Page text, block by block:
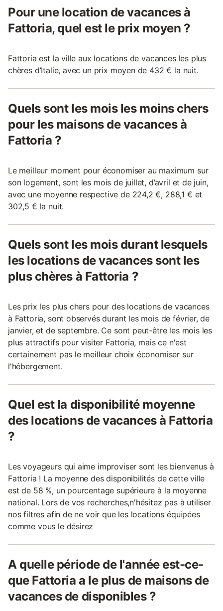
Pour une location de vacances à
Fattoria, quel est le prix moyen ?
Fattoria est la ville aux locations de vacances les plus
chères d’Italie, avec un prix moyen de 432 € la nuit.
Quels sont les mois les moins chers
pour les maisons de vacances à
Fattoria ?
Le meilleur moment pour économiser au maximum sur
son logement, sont les mois de juillet, d’avril et de juin,
avec une moyenne respective de 224,2 €, 288,1 € et
302,5 € la nuit.
Quels sont les mois durant lesquels
les locations de vacances sont les
plus chères à Fattoria ?
Les prix les plus chers pour des locations de vacances
à Fattoria, sont observés durant les mois de février, de
janvier, et de septembre. Ce sont peut-être les mois les
plus attractifs pour visiter Fattoria, mais ce n'est
certainement pas le meilleur choix économiser sur
l'hébergement.
Quel est la disponibilité moyenne
des locations de vacances à Fattoria
?
Les voyageurs qui aime improviser sont les bienvenus à
Fattoria ! La moyenne des disponibilités de cette ville
est de 58 %, un pourcentage supérieure à la moyenne
national. Lors de vos recherches,n'hésitez pas à utiliser
nos filtres afin de ne voir que les locations équipées
comme vous le désirez
A quelle période de l'année est-ce-
que Fattoria a le plus de maisons de
vacances de disponibles ?